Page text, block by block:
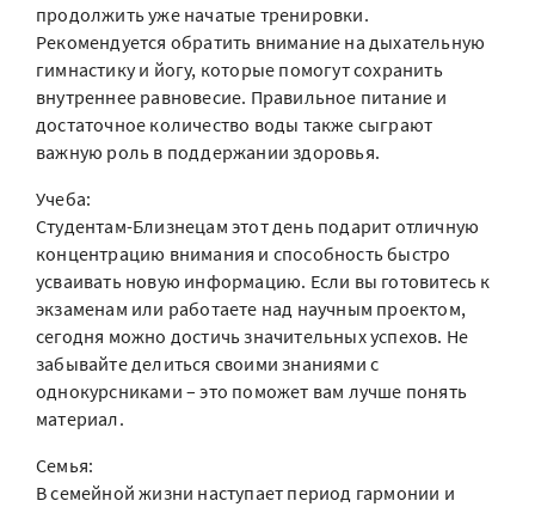
продолжить уже начатые тренировки.
Рекомендуется обратить внимание на дыхательную
гимнастику и йогу, которые помогут сохранить
внутреннее равновесие. Правильное питание и
достаточное количество воды также сыграют
важную роль в поддержании здоровья.
Учеба:
Студентам-Близнецам этот день подарит отличную
концентрацию внимания и способность быстро
усваивать новую информацию. Если вы готовитесь к
экзаменам или работаете над научным проектом,
сегодня можно достичь значительных успехов. Не
забывайте делиться своими знаниями с
однокурсниками – это поможет вам лучше понять
материал.
Семья:
В семейной жизни наступает период гармонии и